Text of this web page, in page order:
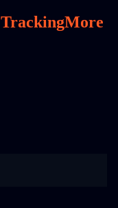
TrackingMore